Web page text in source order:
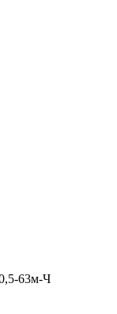
63м-Ч